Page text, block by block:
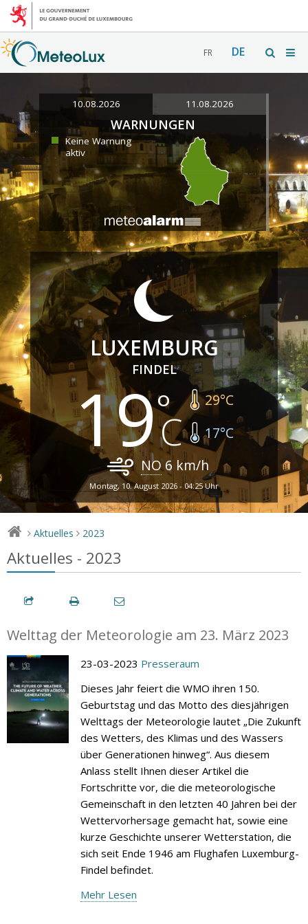
FR DE
10.08.2026 11.08.2026
WARNUNGEN
Keine Warnung
aktiv
LUXEMBURG
FINDEL
19 29°C
17°C
NO6 km/h
Montag, 10. August 2026 - 04:25 Uhr
> Aktuelles > 2023
Aktuelles - 2023
Welttag der Meteorologie am 23. März 2023
23-03-2023 Presseraum
Dieses Jahr feiert die WMO ihren 150.
Geburtstag und das Motto des diesjährigen
Welttags der Meteorologie lautet „Die Zukunft
des Wetters, des Klimas und des Wassers
über Generationen hinweg“. Aus diesem
Anlass stellt Ihnen dieser Artikel die
Fortschritte vor, die die meteorologische
Gemeinschaft in den letzten 40 Jahren bei der
Wettervorhersage gemacht hat, sowie eine
kurze Geschichte unserer Wetterstation, die
sich seit Ende 1946 am Flughafen Luxemburg-
Findel befindet.
Mehr Lesen